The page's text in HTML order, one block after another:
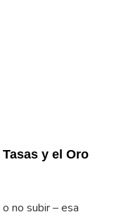
y el Oro
no subir – esa